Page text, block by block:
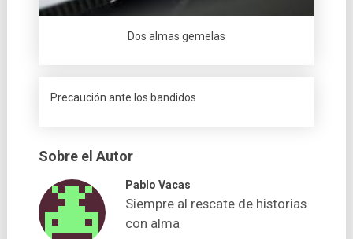
Dos almas gemelas
Precaución ante los bandidos
Sobre el Autor
Pablo Vacas
Siempre al rescate de historias
con alma